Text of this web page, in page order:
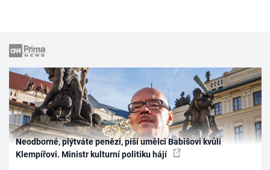
Neodborné, plýtváte penězi, píší umělci Babišovi kvůli
Klempířovi. Ministr kulturní politiku hájí